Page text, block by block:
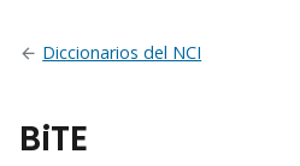
Diccionarios del NCI
BiTE